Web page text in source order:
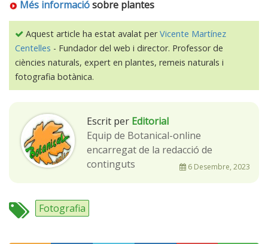
Més informaciósobre plantes
Aquest article ha estat avalat perVicente Martínez
Centelles - Fundador del web i director. Professor de
ciències naturals, expert en plantes, remeis naturals i
fotografia botànica.
Escrit per Editorial
Equip de Botanical-online
encarregat de la redacció de
continguts
6 Desembre, 2023
Fotografia